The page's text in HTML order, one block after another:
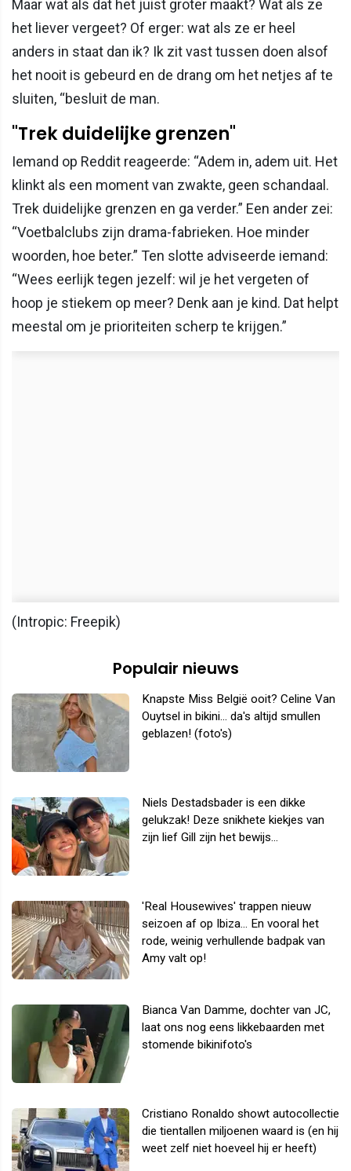
Maar wat als dat het juist groter maakt? Wat als ze
het liever vergeet? Of erger: wat als ze er heel
anders in staat dan ik? Ik zit vast tussen doen alsof
het nooit is gebeurd en de drang om het netjes af te
sluiten, “besluit de man.
"Trek duidelijke grenzen"
Iemand op Reddit reageerde: “Adem in, adem uit. Het
klinkt als een moment van zwakte, geen schandaal.
Trek duidelijke grenzen en ga verder.” Een ander zei:
“Voetbalclubs zijn drama-fabrieken. Hoe minder
woorden, hoe beter.” Ten slotte adviseerde iemand:
“Wees eerlijk tegen jezelf: wil je het vergeten of
hoop je stiekem op meer? Denk aan je kind. Dat helpt
meestal om je prioriteiten scherp te krijgen.”
(Intropic: Freepik)
Populair nieuws
Knapste Miss België ooit? Celine Van
Ouytsel in bikini... da's altijd smullen
geblazen! (foto's)
Niels Destadsbader is een dikke
gelukzak! Deze snikhete kiekjes van
zijn lief Gill zijn het bewijs...
'Real Housewives' trappen nieuw
seizoen af op Ibiza... En vooral het
rode, weinig verhullende badpak van
Amy valt op!
Bianca Van Damme, dochter van JC,
laat ons nog eens likkebaarden met
stomende bikinifoto's
Cristiano Ronaldo showt autocollectie
die tientallen miljoenen waard is (en hij
weet zelf niet hoeveel hij er heeft)